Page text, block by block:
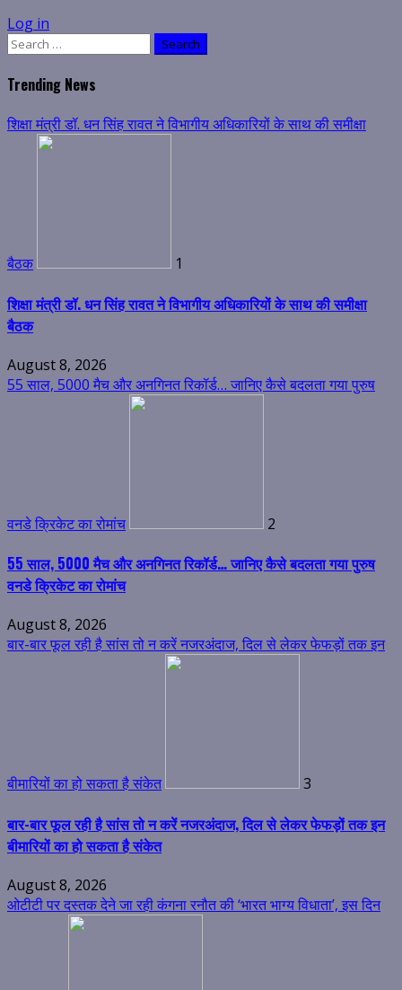
Log in
Search
Trending News
शिक्षा मंत्री डॉ. धन सिंह रावत ने विभागीय अधिकारियों के साथ की समीक्षा
बैठक 1
शिक्षा मंत्री डॉ. धन सिंह रावत ने विभागीय अधिकारियों के साथ की समीक्षा
बैठक
August 8, 2026
55 साल, 5000 मैच और अनगिनत रिकॉर्ड… जानिए कैसे बदलता गया पुरुष
वनडे क्रिकेट का रोमांच 2
55 साल, 5000 मैच और अनगिनत रिकॉर्ड… जानिए कैसे बदलता गया पुरुष
वनडे क्रिकेट का रोमांच
August 8, 2026
बार-बार फूल रही है सांस तो न करें नजरअंदाज, दिल से लेकर फेफड़ों तक इन
बीमारियों का हो सकता है संकेत 3
बार-बार फूल रही है सांस तो न करें नजरअंदाज, दिल से लेकर फेफड़ों तक इन
बीमारियों का हो सकता है संकेत
August 8, 2026
ओटीटी पर दस्तक देने जा रही कंगना रनौत की ‘भारत भाग्य विधाता’, इस दिन